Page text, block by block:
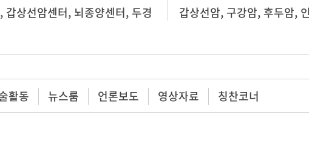
, 갑상선암센터, 뇌종양센터, 두경
갑상선암, 구강암, 후두암,
활동 뉴스룸 언론보도 영상자료 칭찬코너